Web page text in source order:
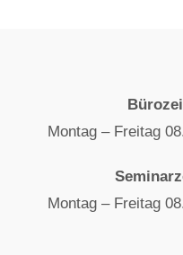
Montag – Freitag
Montag – Freitag